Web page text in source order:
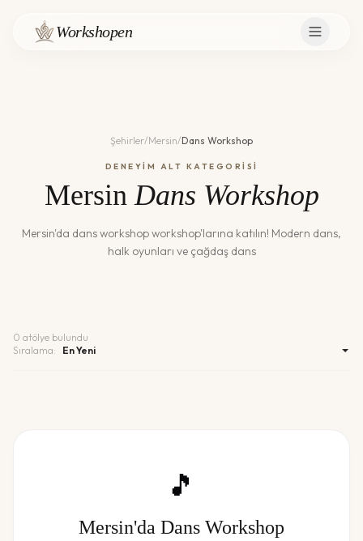
Workshopen
Şehirler/Mersin/Dans Workshop
DENEYİM ALT KATEGORİSİ
Mersin Dans Workshop
Mersin'da dans workshopworkshop'larına katılın! Modern dans,
halk oyunları ve çağdaş dans
0 atölye bulundu
Sıralama:
🎵
Mersin'da Dans Workshop